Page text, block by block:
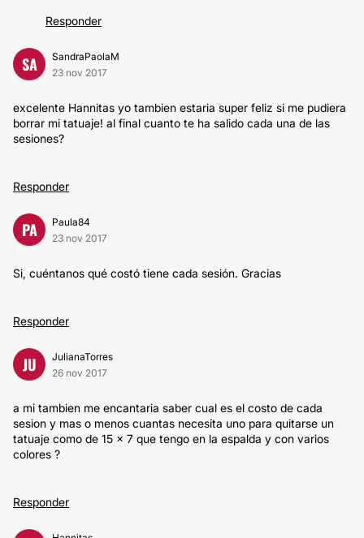
Responder
SA
SandraPaolaM
23 nov 2017
excelente Hannitas yo tambien estaria super feliz si me pudiera
borrar mi tatuaje! al final cuanto te ha salido cada una de las
sesiones?
Responder
PA
Paula84
23 nov 2017
Si, cuéntanos qué costó tiene cada sesión. Gracias
Responder
JU
JulianaTorres
26 nov 2017
a mi tambien me encantaria saber cual es el costo de cada
sesion y mas o menos cuantas necesita uno para quitarse un
tatuaje como de 15 x 7 que tengo en la espalda y con varios
colores ?
Responder